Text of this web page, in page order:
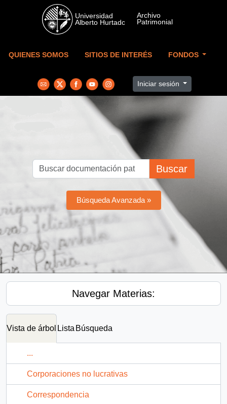
Skip to main content
QUIENES SOMOS SITIOS DE INTERÉS FONDOS
Iniciar sesión
Buscar
Búsqueda Avanzada »
Navegar Materias:
Vista de árbol Lista Búsqueda
...
Corporaciones no lucrativas
Correspondencia